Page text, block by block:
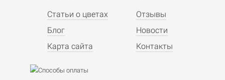
Статьи о цветах
Блог
Карта сайта
Отзывы
Новости
Контакты